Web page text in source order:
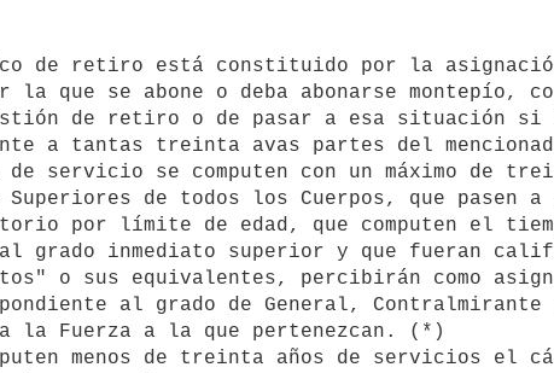
la que se abone o deba abonarse
de retiro o de pasar a esa situación
de servicio se computen con un máximo de
por límite de edad, que computen el
grado inmediato superior y que fueran
o sus equivalentes, percibirán como
al grado de General,
la Fuerza a la que pertenezcan. (*)